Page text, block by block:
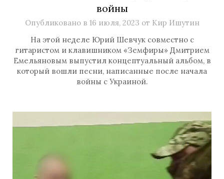
войны
Опубликовано в 16 июля, 2023 от Кир Ишутин
На этой неделе Юрий Шевчук совместно с
гитаристом и клавишником «Земфиры» Дмитрием
Емельяновым выпустил концептуальный альбом, в
который вошли песни, написанные после начала
войны с Украиной.